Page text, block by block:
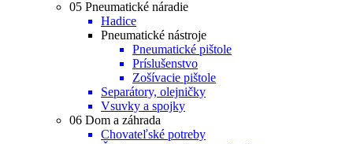
05 Pneumatické náradie
Hadice
Pneumatické nástroje
Pneumatické pištole
Príslušenstvo
Zošívacie pištole
Separátory, olejničky
Vsuvky a spojky
06 Dom a záhrada
Chovateľské potreby